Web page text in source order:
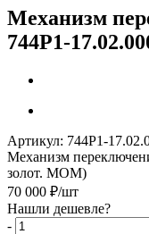
Механизм
744Р1-
Артикул: 744Р1-
Механизм
золот. МОМ)
70 000 ₽/шт
Нашли дешевле?
-